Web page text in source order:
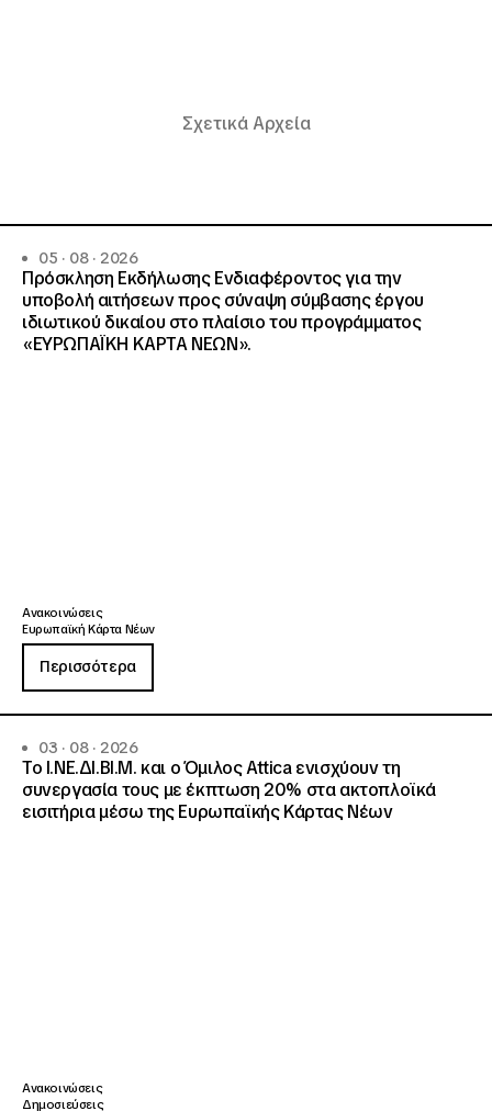
Σχετικά Αρχεία
05 · 08 · 2026
Πρόσκληση Εκδήλωσης Ενδιαφέροντος για την
υποβολή αιτήσεων προς σύναψη σύμβασης έργου
ιδιωτικού δικαίου στο πλαίσιο του προγράμματος
«ΕΥΡΩΠΑΪΚΗ ΚΑΡΤΑ ΝΕΩΝ».
Ανακοινώσεις
Ευρωπαϊκή Κάρτα Νέων
Περισσότερα
03 · 08 · 2026
Το Ι.ΝΕ.ΔΙ.ΒΙ.Μ. και o Όμιλος Attica ενισχύουν τη
συνεργασία τους με έκπτωση 20% στα ακτοπλοϊκά
εισιτήρια μέσω της Ευρωπαϊκής Κάρτας Νέων
Ανακοινώσεις
Δημοσιεύσεις